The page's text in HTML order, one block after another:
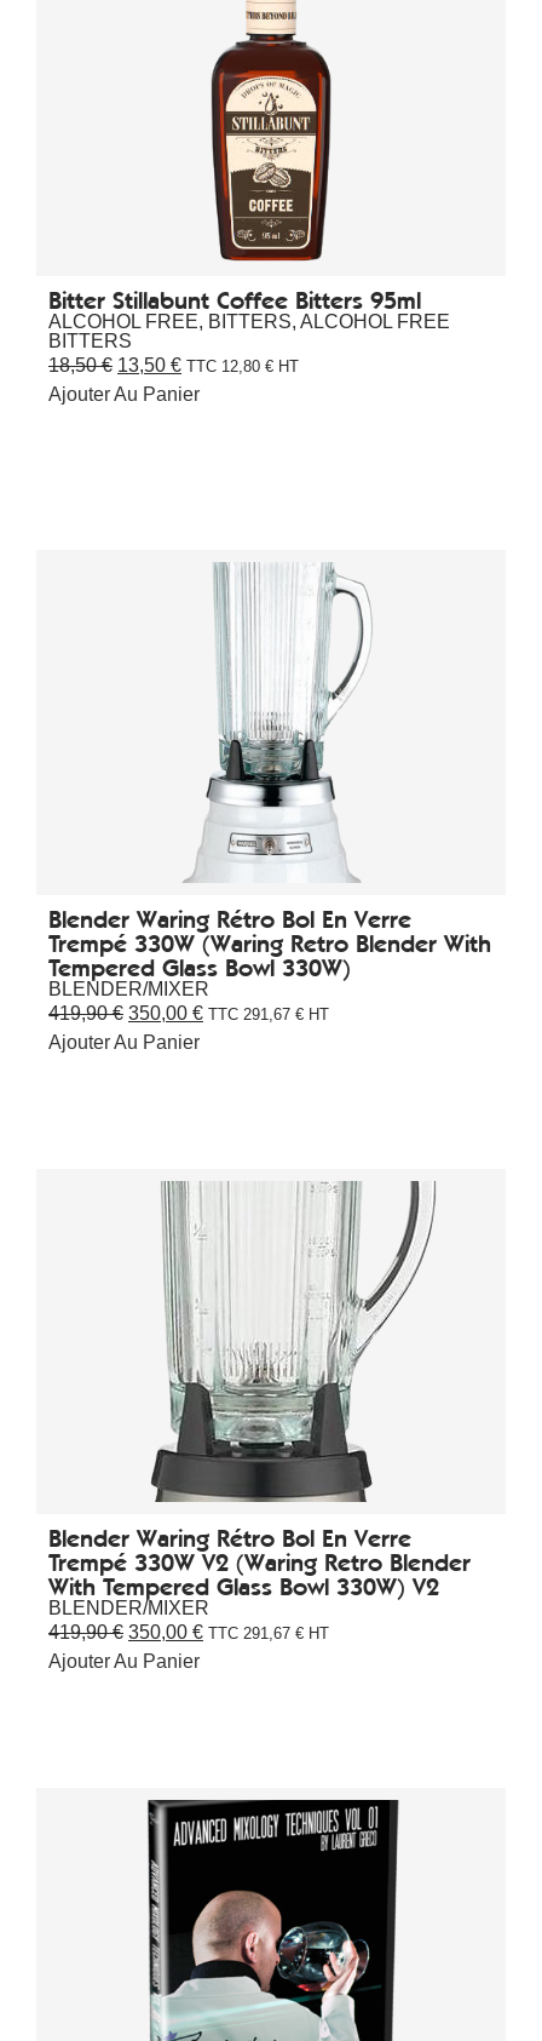
Bitter Stillabunt Coffee Bitters 95ml
ALCOHOL FREE, BITTERS, ALCOHOL FREE
BITTERS
18,50€ 13,50 € TTC 12,80 € HT
Ajouter Au Panier
Blender Waring Rétro Bol En Verre
Trempé 330W (Waring Retro Blender With
Tempered Glass Bowl 330W)
BLENDER/MIXER
419,90€ 350,00 € TTC 291,67 € HT
Ajouter Au Panier
Blender Waring Rétro Bol En Verre
Trempé 330W V2 (Waring Retro Blender
With Tempered Glass Bowl 330W) V2
BLENDER/MIXER
419,90€ 350,00 € TTC 291,67 € HT
Ajouter Au Panier